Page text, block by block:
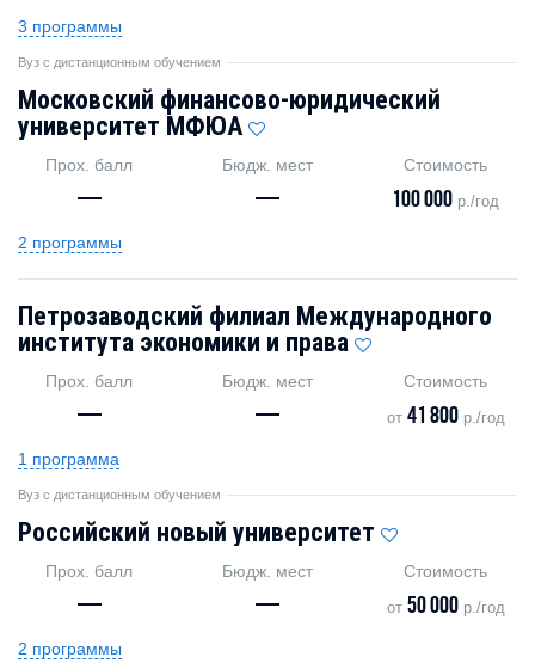
3 программы
Вуз с дистанционным обучением
Московский финансово-юридический
университет МФЮА
Прох. балл
—
Бюдж. мест
—
Стоимость
100 000 р./год
2 программы
Петрозаводский филиал Международного
института экономики и права
Прох. балл
—
Бюдж. мест
—
Стоимость
от 41 800р./год
1 программа
Вуз с дистанционным обучением
Российский новый университет
Прох. балл
—
Бюдж. мест
—
Стоимость
от 50 000р./год
2 программы